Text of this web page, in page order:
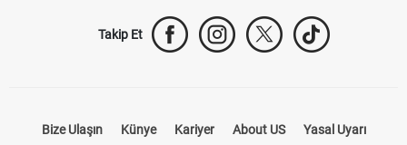
Takip Et
Bize Ulaşın Künye Kariyer About US Yasal Uyarı